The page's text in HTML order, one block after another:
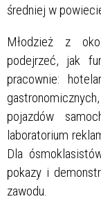
średniej w
Młodzież z
podejrzeć, jak
pracownie:
pojazdów
laboratorium
Dla
pokazy i
zawodu.